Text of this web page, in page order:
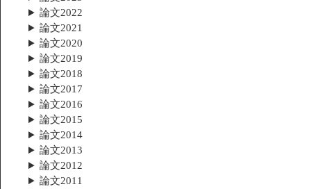
論文2022
論文2021
論文2020
論文2019
論文2018
論文2017
論文2016
論文2015
論文2014
論文2013
論文2012
論文2011